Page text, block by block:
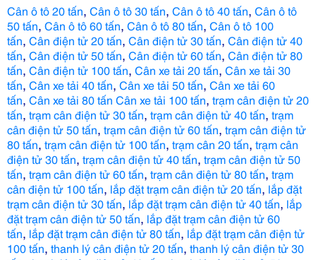
Cân ô tô 20 tấn, Cân ô tô 30 tấn, Cân ô tô 40 tấn, Cân ô tô
50 tấn, Cân ô tô 60 tấn, Cân ô tô 80 tấn, Cân ô tô 100
tấn, Cân điện tử 20 tấn, Cân điện tử 30 tấn, Cân điện tử 40
tấn, Cân điện tử 50 tấn, Cân điện tử 60 tấn, Cân điện tử 80
tấn, Cân điện tử 100 tấn, Cân xe tải 20 tấn, Cân xe tải 30
tấn, Cân xe tải 40 tấn, Cân xe tải 50 tấn, Cân xe tải 60
tấn, Cân xe tải 80 tấn Cân xe tải 100 tấn, trạm cân điện tử 20
tấn, trạm cân điện tử 30 tấn, trạm cân điện tử 40 tấn,trạm
cân điện tử 50 tấn, trạm cân điện tử 60 tấn, trạm cân điện tử
80 tấn, trạm cân điện tử 100 tấn, trạm cân 20 tấn, trạm cân
điện tử 30 tấn, trạm cân điện tử 40 tấn, trạm cân điện tử 50
tấn, trạm cân điện tử 60 tấn, trạm cân điện tử 80 tấn, trạm
cân điện tử 100 tấn, lắp đặt trạm cân điện tử 20 tấn, lắp đặt
trạm cân điện tử 30 tấn, lắp đặt trạm cân điện tử 40 tấn, lắp
đặt trạm cân điện tử 50 tấn, lắp đặt trạm cân điện tử 60
tấn, lắp đặt trạm cân điện tử 80 tấn, lắp đặt trạm cân điện tử
100 tấn, thanh lý cân điện tử 20 tấn, thanh lý cân điện tử 30